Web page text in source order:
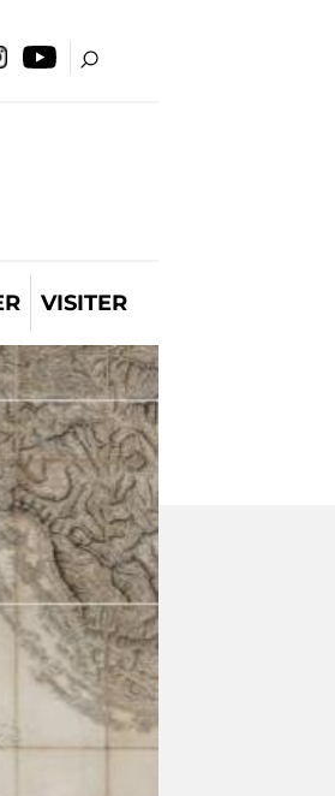
VISITER